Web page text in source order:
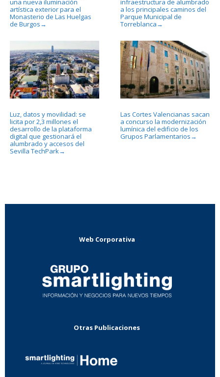
una nueva iluminación
artística exterior para el
Monasterio de Las Huelgas
de Burgos →
infraestructura de alumbrado
a los principales caminos del
Parque Municipal de
Torreblanca →
Luz, datos y movilidad: se
licita por 2,3 millones el
desarrollo de la plataforma
digital que gestionará el
alumbrado y accesos del
Sevilla TechPark→
Las Cortes Valencianas sacan
a concurso la modernización
lumínica del edificio de los
Grupos Parlamentarios →
Web Corporativa
Otras Publicaciones